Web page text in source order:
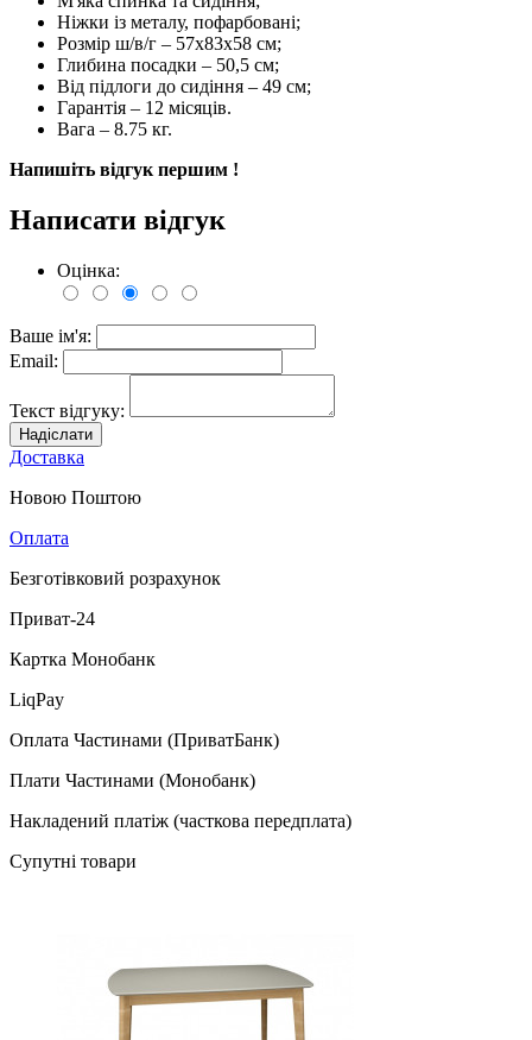
Ніжки із металу, пофарбовані;
Розмір ш/в/г – 57х83х58 см;
Глибина посадки – 50,5 см;
Від підлоги до сидіння – 49 см;
Гарантія – 12 місяців.
Вага – 8.75 кг.
Напишіть відгук першим !
Написати відгук
Оцінка:
Ваше ім'я:
Email:
Текст відгуку:
Надіслати
Доставка
Новою Поштою
Оплата
Безготівковий розрахунок
Приват-24
Картка Монобанк
LiqPay
Оплата Частинами (ПриватБанк)
Плати Частинами (Монобанк)
Накладений платіж (часткова передплата)
Супутні товари